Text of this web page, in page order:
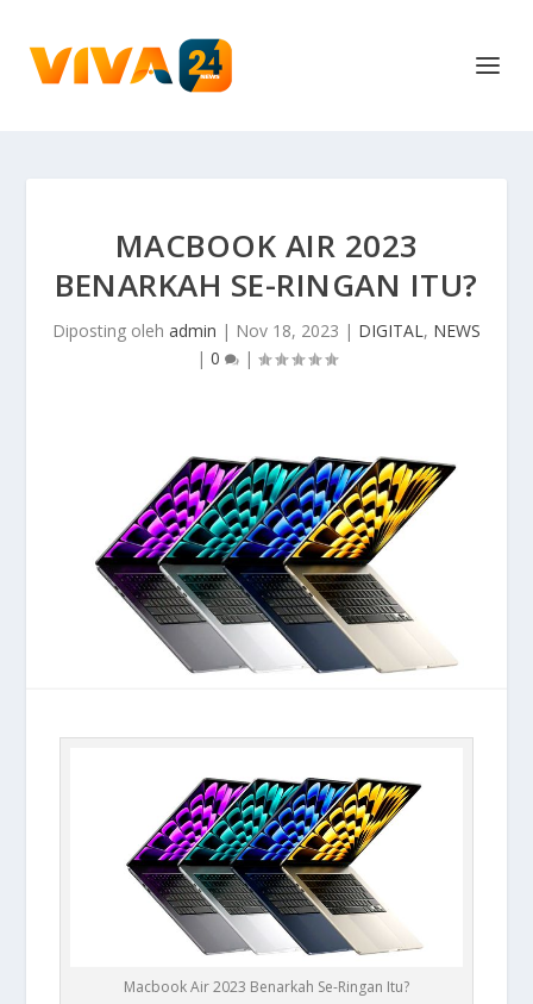
MACBOOK AIR 2023
BENARKAH SE-RINGAN ITU?
Diposting oleh admin | Nov 18, 2023 | DIGITAL, NEWS
| 0 |
Macbook Air 2023 Benarkah Se-Ringan Itu?